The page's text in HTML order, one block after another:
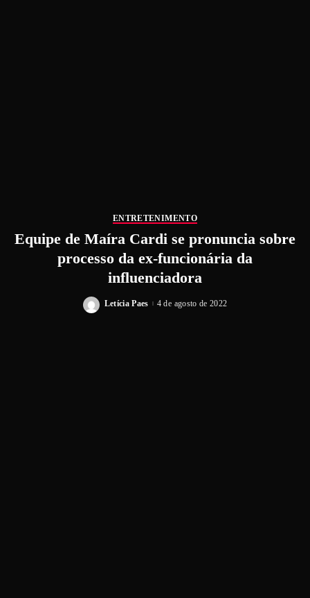
ENTRETENIMENTO
Equipe de Maíra Cardi se pronuncia sobre
processo da ex-funcionária da
influenciadora
Letícia Paes 4 de agosto de 2022